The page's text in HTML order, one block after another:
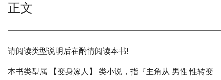
正文
请阅读类型说明后在酌情阅读本书!
本书类型属 【变身嫁人】 类小说，指『主角从 男性 性转变